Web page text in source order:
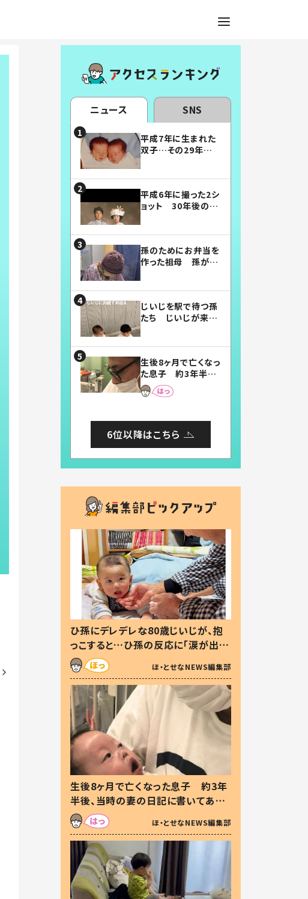
ニュース SNS
平成7年に生まれた
双子…その29年後
平成6年に撮った2シ
ョット 30年後の姿
孫のためにお弁当を
作った祖母 孫が絶
じいじを駅で待つ孫
たち じいじが来た
まらない」「幸せにな
れる」
生後8ヶ月で亡くなっ
た息子 約3年半
後、当時の妻の日記
に書いてあった本音
6位以降はこちら
ひ孫にデレデレな80歳じいじが、抱
っこすると…ひ孫の反応に「涙が出ま
した」「可愛くて仕方ない」
ほ・とせなNEWS編集部
生後8ヶ月で亡くなった息子 約3年
半後、当時の妻の日記に書いてあっ
た本音とは
ほ・とせなNEWS編集部